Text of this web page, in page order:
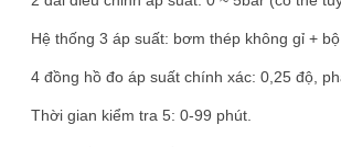
Hệ thống 3 áp suất: bơm thép không gỉ + bộ
4 đồng hồ đo áp suất chính xác: 0,25 độ,
Thời gian kiểm tra 5: 0-99 phút.